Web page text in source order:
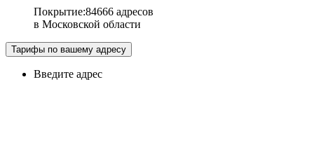
Покрытие:84666 адресов
в Московской области
Тарифы по вашему адресу
Введите адрес